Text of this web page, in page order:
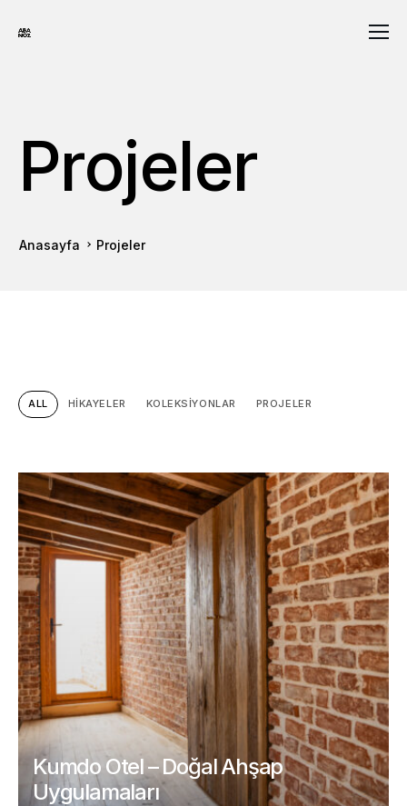
Projeler
Anasayfa Projeler
ALL HIKAYELER KOLEKSIYONLAR PROJELER
Kumdo Otel – Doğal Ahşap
Uygulamaları